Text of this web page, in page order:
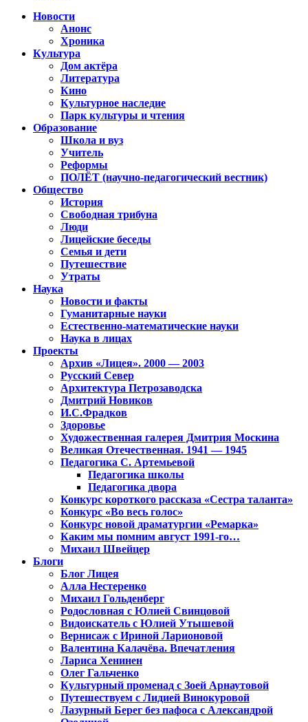
Новости
Анонс
Хроника
Культура
Дом актёра
Литература
Кино
Культурное наследие
Парк культуры и чтения
Образование
Школа и вуз
Учитель
Реформы
ПОЛЁТ (научно-педагогический вестник)
Общество
История
Свободная трибуна
Люди
Лицейские беседы
Семья и дети
Путешествие
Утраты
Наука
Новости и факты
Гуманитарные науки
Естественно-математические науки
Наука в лицах
Проекты
Архив «Лицея». 2000 — 2003
Русский Север
Архитектура Петрозаводска
Дмитрий Новиков
И.С.Фрадков
Здоровье
Художественная галерея Дмитрия Москина
Великая Отечественная. 1941 — 1945
Педагогика С. Артемьевой
Педагогика школы
Педагогика двора
Конкурс короткого рассказа «Сестра таланта»
Конкурс «Во весь голос»
Конкурс новой драматургии «Ремарка»
Каким мы помним август 1991-го…
Михаил Швейцер
Блоги
Блог Лицея
Алла Нестеренко
Михаил Гольденберг
Родословная с Юлией Свинцовой
Видоискатель с Юлией Утышевой
Вернисаж с Ириной Ларионовой
Валентина Калачёва. Впечатления
Лариса Хенинен
Олег Гальченко
Культурный променад с Зоей Арнаутовой
Путешествуем с Лидией Винокуровой
Лазурный Берег без пафоса с Александрой